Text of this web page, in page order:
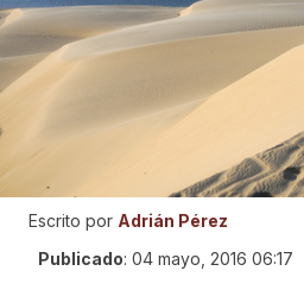
Escrito por Adrián Pérez
Publicado: 04 mayo, 2016 06:17